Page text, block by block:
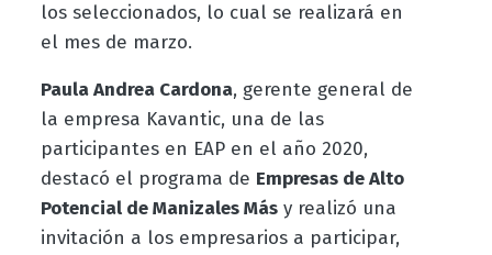
los seleccionados, lo cual se realizará en
el mes de marzo.
Paula Andrea Cardona, gerente general de
la empresa Kavantic, una de las
participantes en EAP en el año 2020,
destacó el programa de Empresas de Alto
Potencial de Manizales Másy realizó una
invitación a los empresarios a participar,